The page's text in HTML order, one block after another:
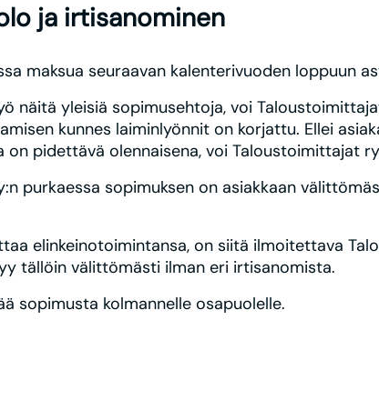
ja irtisanominen
maksua seuraavan kalenterivuoden loppuun
näitä yleisiä sopimusehtoja, voi
kunnes laiminlyönnit on korjattu. Ellei
on pidettävä olennaisena, voi Taloustoimittajat
purkaessa sopimuksen on asiakkaan
elinkeinotoimintansa, on siitä ilmoitettava
tällöin välittömästi ilman eri irtisanomista.
sopimusta kolmannelle osapuolelle.